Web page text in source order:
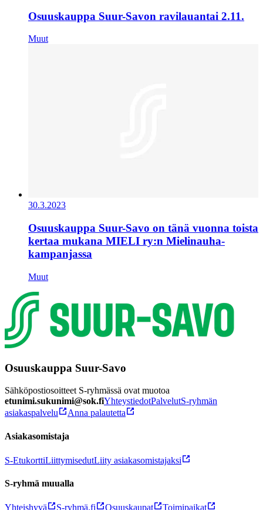
Osuuskauppa Suur-Savon ravilauantai 2.11.
Muut
30.3.2023
Osuuskauppa Suur-Savo on tänä vuonna toista
kertaa mukana MIELI ry:n Mielinauha-
kampanjassa
Muut
Osuuskauppa Suur-Savo
Sähköpostiosoitteet S-ryhmässä ovat muotoa
etunimi.sukunimi@sok.fiYhteystiedotPalvelutS-ryhmän
asiakaspalvelu
Anna palautetta
Asiakasomistaja
S-EtukorttiLiittymisedutLiity asiakasomistajaksi
S-ryhmä muualla
Yhteishyvä S-ryhmä.fi Osuuskaupat Toimipaikat